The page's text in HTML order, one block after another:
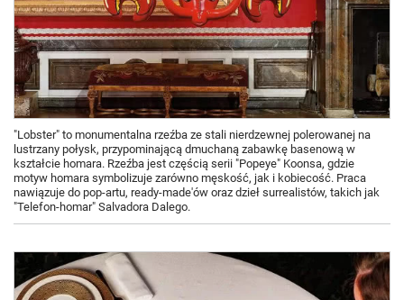
"Lobster" to monumentalna rzeźba ze stali nierdzewnej polerowanej na
lustrzany połysk, przypominającą dmuchaną zabawkę basenową w
kształcie homara. Rzeźba jest częścią serii "Popeye" Koonsa, gdzie
motyw homara symbolizuje zarówno męskość, jak i kobiecość. Praca
nawiązuje do pop-artu, ready-made'ów oraz dzieł surrealistów, takich jak
"Telefon-homar" Salvadora Dalego.